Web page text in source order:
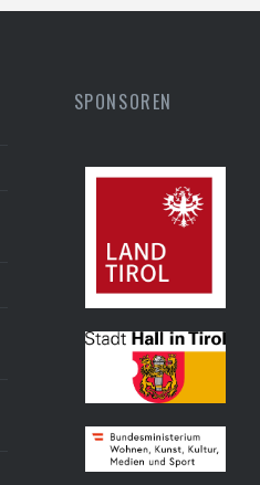
SPONSOREN
Land Tirol